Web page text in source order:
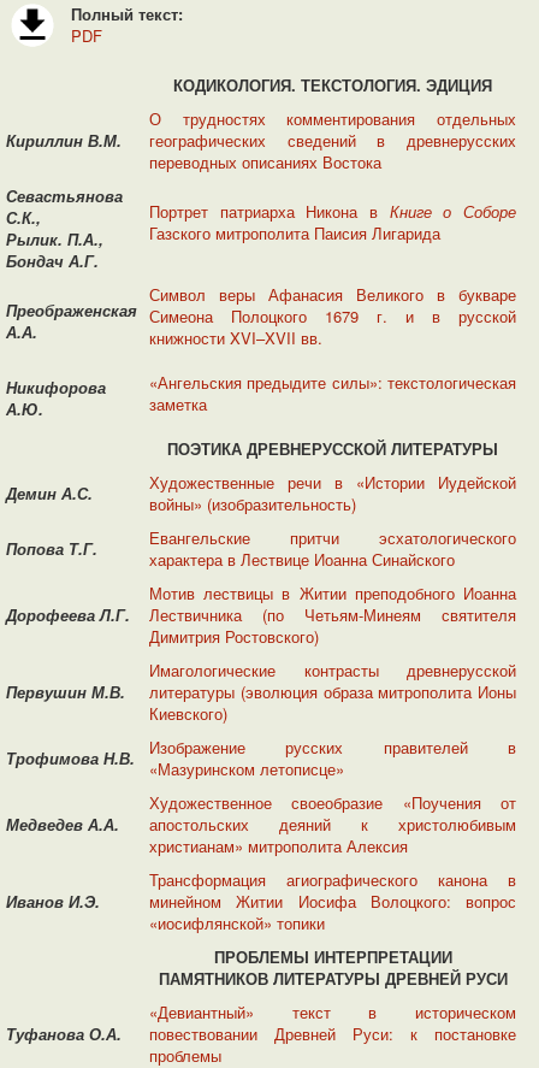
Полный текст:
PDF
КОДИКОЛОГИЯ. ТЕКСТОЛОГИЯ. ЭДИЦИЯ
Кириллин В.М.
О трудностях комментирования отдельных
географических сведений в древнерусских
переводных описаниях Востока
Севастьянова
С.К.,
Рылик. П.А.,
Бондач А.Г.
Портрет патриарха Никона в Книге о Соборе
Газского митрополита Паисия Лигарида
Преображенская
А.А.
Символ веры Афанасия Великого в букваре
Симеона Полоцкого 1679 г. и в русской
книжности XVI–XVII вв.
Никифорова
А.Ю.
«Ангельския предыдите силы»: текстологическая
заметка
ПОЭТИКА ДРЕВНЕРУССКОЙ ЛИТЕРАТУРЫ
Демин А.С.
Художественные речи в «Истории Иудейской
войны» (изобразительность)
Попова Т.Г.
Евангельские притчи эсхатологического
характера в Лествице Иоанна Синайского
Дорофеева Л.Г.
Мотив лествицы в Житии преподобного Иоанна
Лествичника (по Четьям-Минеям святителя
Димитрия Ростовского)
Первушин М.В.
Имагологические контрасты древнерусской
литературы (эволюция образа митрополита Ионы
Киевского)
Трофимова Н.В.
Изображение русских правителей в
«Мазуринском летописце»
Медведев А.А.
Художественное своеобразие «Поучения от
апостольских деяний к христолюбивым
христианам» митрополита Алексия
Иванов И.Э.
Трансформация агиографического канона в
минейном Житии Иосифа Волоцкого: вопрос
«иосифлянской» топики
ПРОБЛЕМЫ ИНТЕРПРЕТАЦИИ
ПАМЯТНИКОВ ЛИТЕРАТУРЫ ДРЕВНЕЙ РУСИ
Туфанова О.А.
«Девиантный» текст в историческом
повествовании Древней Руси: к постановке
проблемы